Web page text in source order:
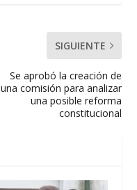
SIGUIENTE
Se aprobó la creación de
una comisión para analizar
una posible reforma
constitucional